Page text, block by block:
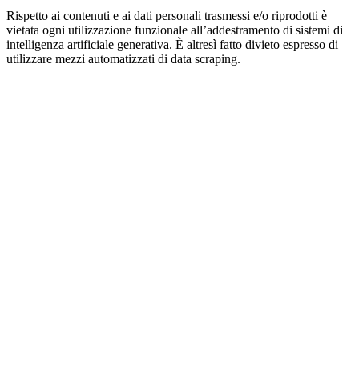
Rispetto ai contenuti e ai dati personali trasmessi e/o riprodotti è
vietata ogni utilizzazione funzionale all’addestramento di sistemi di
intelligenza artificiale generativa. È altresì fatto divieto espresso di
utilizzare mezzi automatizzati di data scraping.